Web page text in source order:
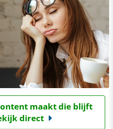
maakt die blijft
direct